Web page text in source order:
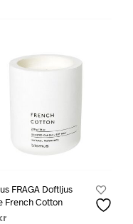
FRAGA Doftljus
French Cotton
kr